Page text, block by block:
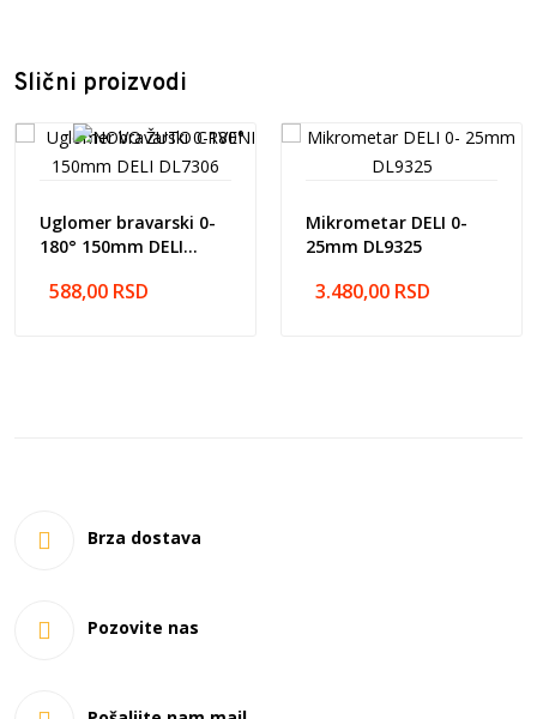
Uvoznik: Pulse Office d.o.o. Prva industrijska br.5, Nova
Slični proizvodi
Uglomer bravarski 0-
180° 150mm DELI
588,00 RSD
Mikrometar DELI 0-
25mm DL9325
3.480,00 RSD
Brza dostava
Pozovite nas